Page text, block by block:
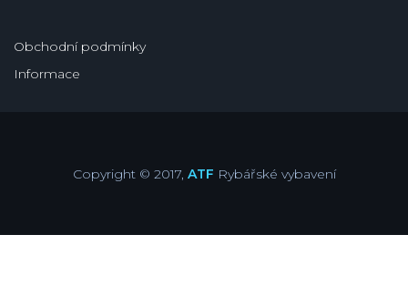
Obchodní podmínky
Informace
Copyright © 2017, ATF Rybářské vybavení